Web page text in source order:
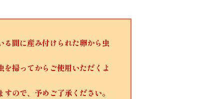
間に産み付けられた卵から虫
掃ってからご使用いただくよ
ので、予めご了承ください。